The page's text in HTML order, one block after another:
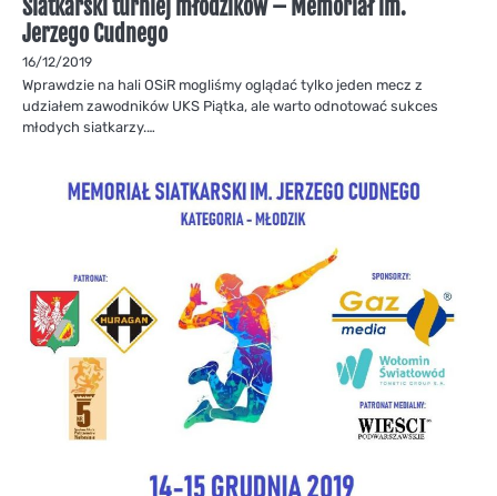
Siatkarski turniej młodzików – Memoriał im.
Jerzego Cudnego
16/12/2019
Wprawdzie na hali OSiR mogliśmy oglądać tylko jeden mecz z
udziałem zawodników UKS Piątka, ale warto odnotować sukces
młodych siatkarzy.…